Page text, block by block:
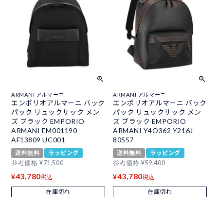
ARMANI アルマーニ
エンポリオアルマーニ バック
パック リュックサック メン
ズ ブラック EMPORIO
ARMANI EM001190
AF13809 UC001
送料無料
ラッピング
参考価格 ¥71,500
¥43,780税込
在庫切れ
ARMANI アルマーニ
エンポリオアルマーニ バック
パック リュックサック メン
ズ ブラック EMPORIO
ARMANI Y4O362 Y216J
80557
送料無料
ラッピング
参考価格 ¥59,400
¥43,780税込
在庫切れ